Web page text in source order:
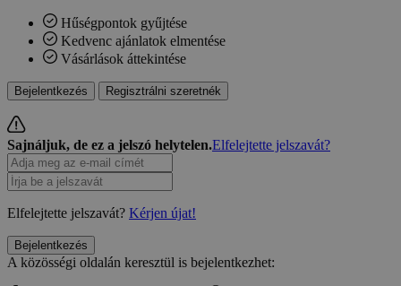
Hűségpontok gyűjtése
Kedvenc ajánlatok elmentése
Vásárlások áttekintése
Bejelentkezés Regisztrálni szeretnék
Sajnáljuk, de ez a jelszó helytelen.Elfelejtette jelszavát?
Elfelejtette jelszavát? Kérjen újat!
Bejelentkezés
A közösségi oldalán keresztül is bejelentkezhet: